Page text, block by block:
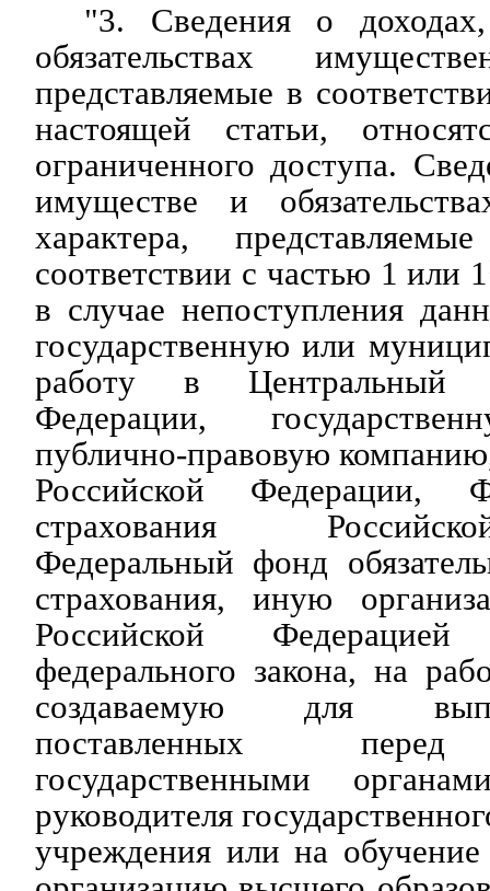
"3. Сведения о
обязательствах
представляемые в
настоящей статьи,
ограниченного доступа.
имуществе и
характера,
соответствии с частью 1 или 1
в случае непоступления
государственную или
работу в Центральный
Федерации,
публично-правовую
Российской Федерации,
страхования
Федеральный фонд
страхования, иную
Российской
федерального закона, на
создаваемую для
поставленных перед
государственными
руководителя
учреждения или на обучение